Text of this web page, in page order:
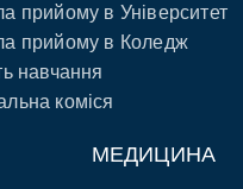
прийому в Університет
прийому в Коледж
навчання
коміся
МЕДИЦИНА